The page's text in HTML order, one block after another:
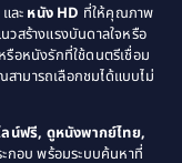
1978
1975
1970
1968
และ หนัง HD ที่ให้คุณภาพ
สร้างแรงบันดาลใจหรือ
หรือหนังรักที่ใช้ดนตรีเชื่อม
ามารถเลือกชมได้แบบไม่
น์ฟรี, ดูหนังพากย์ไทย,
กอบ พร้อมระบบค้นหาที่